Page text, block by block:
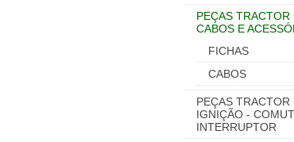
PEÇAS TRACTOR
CABOS E
FICHAS
CABOS
PEÇAS TRACTOR
IGNIÇÃO -
INTERRUPTOR